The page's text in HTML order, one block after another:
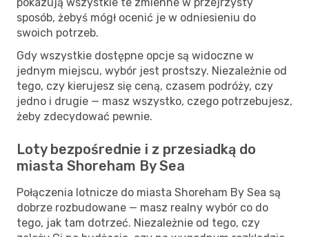
sposób, żebyś mógł ocenić je w odniesieniu do
swoich potrzeb.
Gdy wszystkie dostępne opcje są widoczne w
jednym miejscu, wybór jest prostszy. Niezależnie od
tego, czy kierujesz się ceną, czasem podróży, czy
jedno i drugie — masz wszystko, czego potrzebujesz,
żeby zdecydować pewnie.
Loty bezpośrednie i z przesiadką do
miasta Shoreham By Sea
Połączenia lotnicze do miasta Shoreham By Sea są
dobrze rozbudowane — masz realny wybór co do
tego, jak tam dotrzeć. Niezależnie od tego, czy